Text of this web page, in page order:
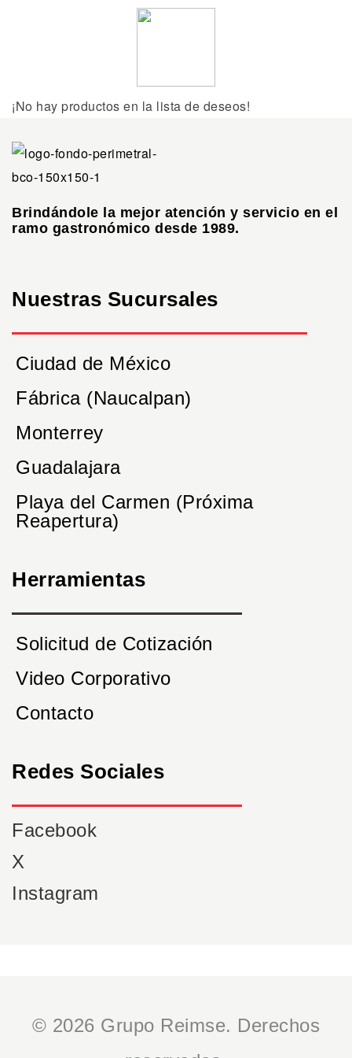
¡No hay productos en la lista de deseos!
Brindándole la mejor atención y servicio en el
ramo gastronómico desde 1989.
Nuestras Sucursales
Ciudad de México
Fábrica (Naucalpan)
Monterrey
Guadalajara
Playa del Carmen (Próxima
Reapertura)
Herramientas
Solicitud de Cotización
Video Corporativo
Contacto
Redes Sociales
Facebook
X
Instagram
© 2026 Grupo Reimse. Derechos